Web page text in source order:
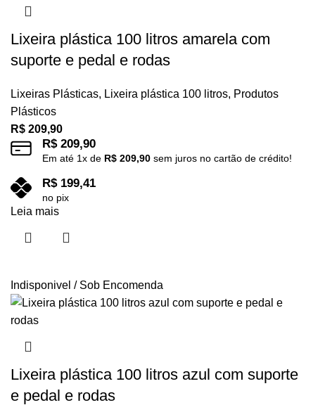
Lixeira plástica 100 litros amarela com
suporte e pedal e rodas
Lixeiras Plásticas, Lixeira plástica 100 litros, Produtos
Plásticos
R$ 209,90
R$209,90
Em até 1x de R$ 209,90 sem juros no cartão de crédito!
R$199,41
no pix
Leia mais
Indisponivel / Sob Encomenda
Lixeira plástica 100 litros azul com suporte
e pedal e rodas